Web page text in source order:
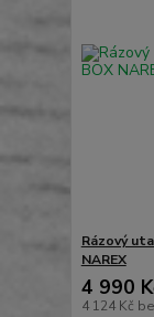
Rázový
NAREX
4 990
4 124 Kč